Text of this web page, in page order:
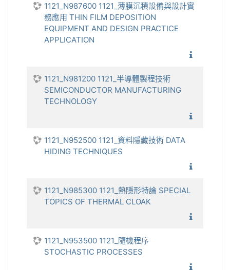
1121_N987600 1121_薄膜沉積設備與設計實
務應用 THIN FILM DEPOSITION
EQUIPMENT AND DESIGN PRACTICE
APPLICATION
1121_N981200 1121_半導體製程技術
SEMICONDUCTOR MANUFACTURING
TECHNOLOGY
1121_N952500 1121_資料隱藏技術 DATA
HIDING TECHNIQUES
1121_N985300 1121_熱隱形特論 SPECIAL
TOPICS OF THERMAL CLOAK
1121_N953500 1121_隨機程序
STOCHASTIC PROCESSES